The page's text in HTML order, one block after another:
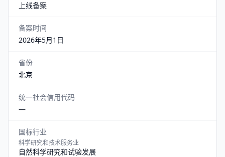
上线备案
备案时间
2026年5月1日
省份
北京
统一社会信用代码
—
国标行业
科学研究和技术服务业
自然科学研究和试验发展